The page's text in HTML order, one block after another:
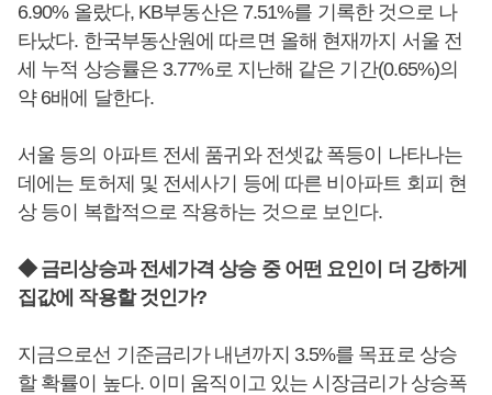
6.90% 올랐다, KB부동산은 7.51%를 기록한 것으로 나
타났다. 한국부동산원에 따르면 올해 현재까지 서울 전
세 누적 상승률은 3.77%로 지난해 같은 기간(0.65%)의
약 6배에 달한다.
서울 등의 아파트 전세 품귀와 전셋값 폭등이 나타나는
데에는 토허제 및 전세사기 등에 따른 비아파트 회피 현
상 등이 복합적으로 작용하는 것으로 보인다.
◆ 금리상승과 전세가격 상승 중 어떤 요인이 더 강하게
집값에 작용할 것인가?
지금으로선 기준금리가 내년까지 3.5%를 목표로 상승
할 확률이 높다. 이미 움직이고 있는 시장금리가 상승폭